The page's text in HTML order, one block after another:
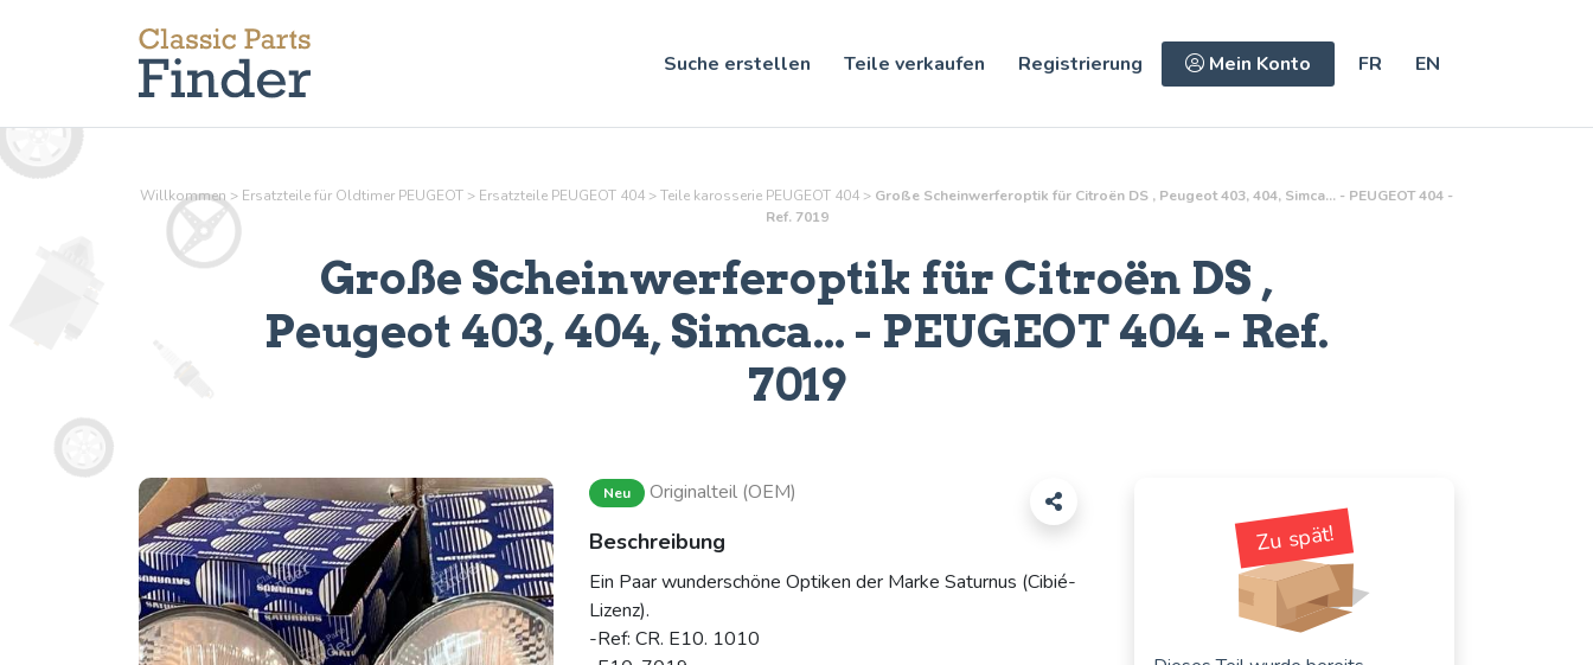
Suche erstellen Teile verkaufen Registrierung Mein Konto FR EN
Willkommen > Ersatzteile für Oldtimer PEUGEOT > Ersatzteile PEUGEOT 404 >Teile karosserie PEUGEOT 404 > Große Scheinwerferoptik für Citroën DS , Peugeot 403, 404, Simca... - PEUGEOT 404 -
Ref. 7019
Große Scheinwerferoptik für Citroën DS ,
Peugeot 403, 404, Simca... - PEUGEOT 404 - Ref.
7019
Neu Originalteil (OEM)
Beschreibung
Ein Paar wunderschöne Optiken der Marke Saturnus (Cibié-
Lizenz).
-Ref: CR. E10. 1010
Zu spät!